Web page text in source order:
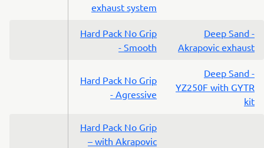
exhaust system
Hard Pack No Grip
- Smooth
Deep Sand -
Akrapovic exhaust
Hard Pack No Grip
- Agressive
Deep Sand -
YZ250F with GYTR
kit
Hard Pack No Grip
– with Akrapovic